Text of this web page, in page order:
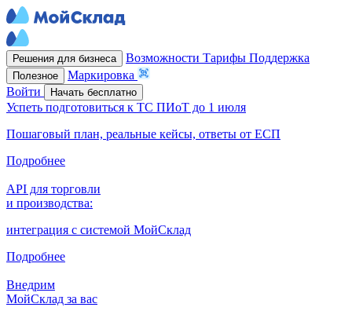
Решения для бизнеса Возможности Тарифы Поддержка
Полезное
Маркировка
Войти
Начать бесплатно
Успеть подготовиться к ТС ПИоТ до 1 июля
Пошаговый план, реальные кейсы, ответы от ЕСП
Подробнее
API для торговли
и производства:
интеграция с системой МойСклад
Подробнее
Внедрим
МойСклад за вас